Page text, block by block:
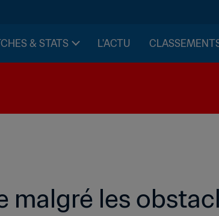
& STATS L'ACTU
malgré les